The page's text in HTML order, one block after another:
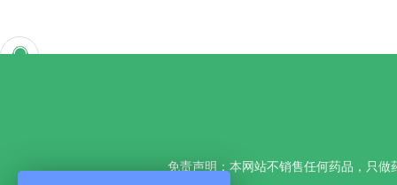
免责声明：本网站不销售任何药品，只做